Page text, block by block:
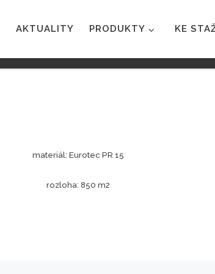
AKTUALITY PRODUKTY KE
materiál: Eurotec PR 15
rozloha: 850 m2